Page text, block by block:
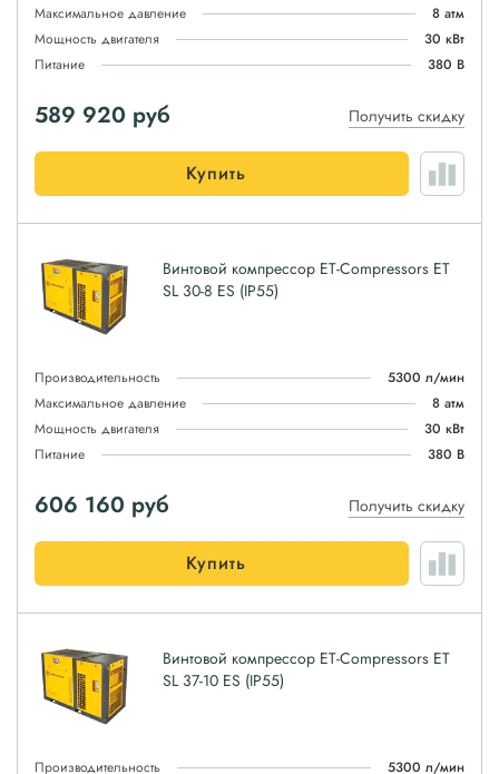
Максимальное давление
8 атм
Мощность двигателя
30 кВт
Питание
380 В
589 920 руб Получить скидку
Купить
Винтовой компрессор ET-Compressors ET
SL 30-8 ES (IP55)
Производительность
5300 л/мин
Максимальное давление
8 атм
Мощность двигателя
30 кВт
Питание
380 В
606 160 руб Получить скидку
Купить
Винтовой компрессор ET-Compressors ET
SL 37-10 ES (IP55)
Производительность 5300 л/мин